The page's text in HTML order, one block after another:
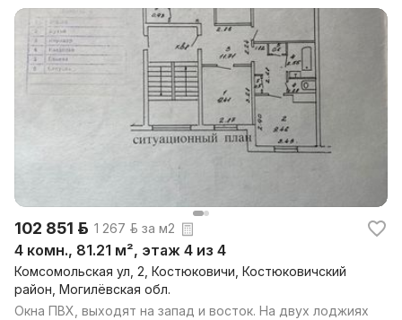
102 851 р. 1 267 р. за м2
4 комн., 81.21 м², этаж 4 из 4
Комсомольская ул, 2, Костюковичи, Костюковичский
район, Могилёвская обл.
Окна ПВХ, выходят на запад и восток. На двух лоджиях